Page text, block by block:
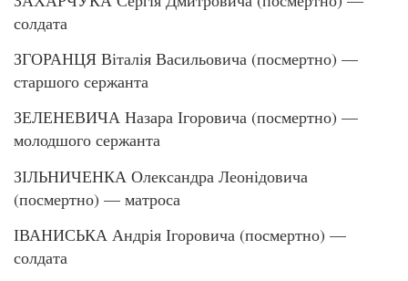
солдата
ЗГОРАНЦЯ Віталія Васильовича (посмертно) —
старшого сержанта
ЗЕЛЕНЕВИЧА Назара Ігоровича (посмертно) —
молодшого сержанта
ЗІЛЬНИЧЕНКА Олександра Леонідовича
(посмертно) — матроса
ІВАНИСЬКА Андрія Ігоровича (посмертно) —
солдата